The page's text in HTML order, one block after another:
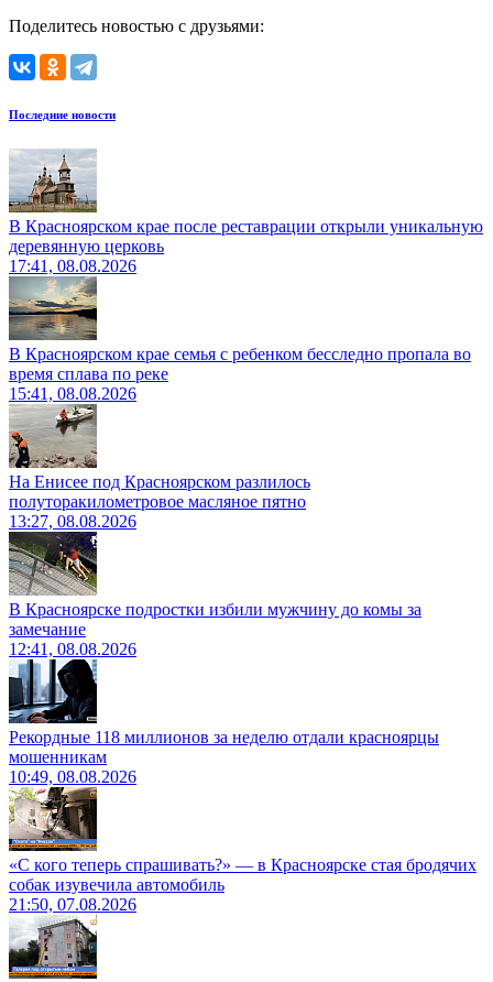
Поделитесь новостью с друзьями:
Последние новости
В Красноярском крае после реставрации открыли уникальную
деревянную церковь
17:41, 08.08.2026
В Красноярском крае семья с ребенком бесследно пропала во
время сплава по реке
15:41, 08.08.2026
На Енисее под Красноярском разлилось
полуторакилометровое масляное пятно
13:27, 08.08.2026
В Красноярске подростки избили мужчину до комы за
замечание
12:41, 08.08.2026
Рекордные 118 миллионов за неделю отдали красноярцы
мошенникам
10:49, 08.08.2026
«С кого теперь спрашивать?» — в Красноярске стая бродячих
собак изувечила автомобиль
21:50, 07.08.2026